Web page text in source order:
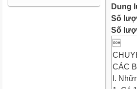
Dung
Số
Số

CÁC
I.